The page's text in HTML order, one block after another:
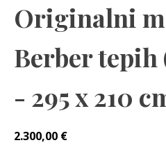
Originalni
Berber tepih
- 295 x 210
2.300,00 €